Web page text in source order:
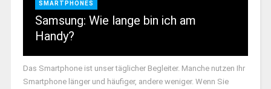
SMARTPHONES
Samsung: Wie lange bin ich am
Handy?
Das Smartphone ist unser täglicher Begleiter. Manche nutzen Ihr
Smartphone länger und häufiger, andere weniger. Wenn Sie